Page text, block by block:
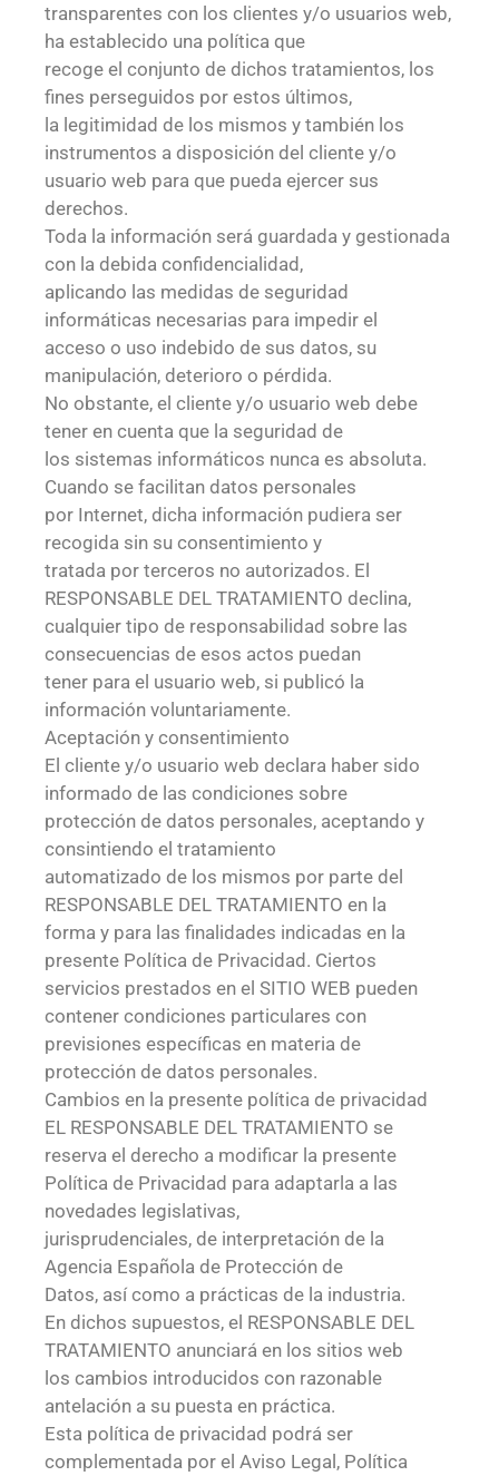
transparentes con los clientes y/o usuarios web,
ha establecido una política que
recoge el conjunto de dichos tratamientos, los
fines perseguidos por estos últimos,
la legitimidad de los mismos y también los
instrumentos a disposición del cliente y/o
usuario web para que pueda ejercer sus
derechos.
Toda la información será guardada y gestionada
con la debida confidencialidad,
aplicando las medidas de seguridad
informáticas necesarias para impedir el
acceso o uso indebido de sus datos, su
manipulación, deterioro o pérdida.
No obstante, el cliente y/o usuario web debe
tener en cuenta que la seguridad de
los sistemas informáticos nunca es absoluta.
Cuando se facilitan datos personales
por Internet, dicha información pudiera ser
recogida sin su consentimiento y
tratada por terceros no autorizados. El
RESPONSABLE DEL TRATAMIENTO declina,
cualquier tipo de responsabilidad sobre las
consecuencias de esos actos puedan
tener para el usuario web, si publicó la
información voluntariamente.
Aceptación y consentimiento
El cliente y/o usuario web declara haber sido
informado de las condiciones sobre
protección de datos personales, aceptando y
consintiendo el tratamiento
automatizado de los mismos por parte del
RESPONSABLE DEL TRATAMIENTO en la
forma y para las finalidades indicadas en la
presente Política de Privacidad. Ciertos
servicios prestados en el SITIO WEB pueden
contener condiciones particulares con
previsiones específicas en materia de
protección de datos personales.
Cambios en la presente política de privacidad
EL RESPONSABLE DEL TRATAMIENTO se
reserva el derecho a modificar la presente
Política de Privacidad para adaptarla a las
novedades legislativas,
jurisprudenciales, de interpretación de la
Agencia Española de Protección de
Datos, así como a prácticas de la industria.
En dichos supuestos, el RESPONSABLE DEL
TRATAMIENTO anunciará en los sitios web
los cambios introducidos con razonable
antelación a su puesta en práctica.
Esta política de privacidad podrá ser
complementada por el Aviso Legal, Política